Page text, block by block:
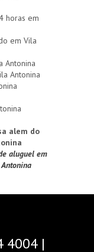
horas em
em Vila
Antonina
Antonina
alem do
aluguel em
4004 |